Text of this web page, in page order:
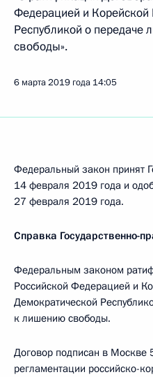
Федерацией и
Республикой о передаче
свободы».
6 марта 2019 года 14:05
Федеральный закон принят
14 февраля 2019 года и
27 февраля 2019 года.
Справка Государственно-
Федеральным законом
Российской Федерацией и
Демократической
к лишению свободы.
Договор подписан в Москве
регламентации российско-